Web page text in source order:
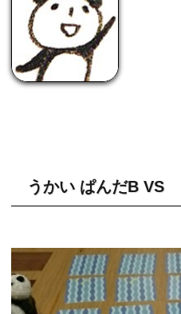
うかい ぱんだB VS